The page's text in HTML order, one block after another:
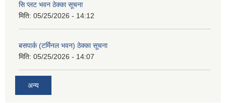
सि प्लट भवन ठेक्का सूचना
मिति: 05/25/2026 - 14:12
बसपार्क (टर्मिनल भवन) ठेक्का सूचना
मिति: 05/25/2026 - 14:07
अन्य